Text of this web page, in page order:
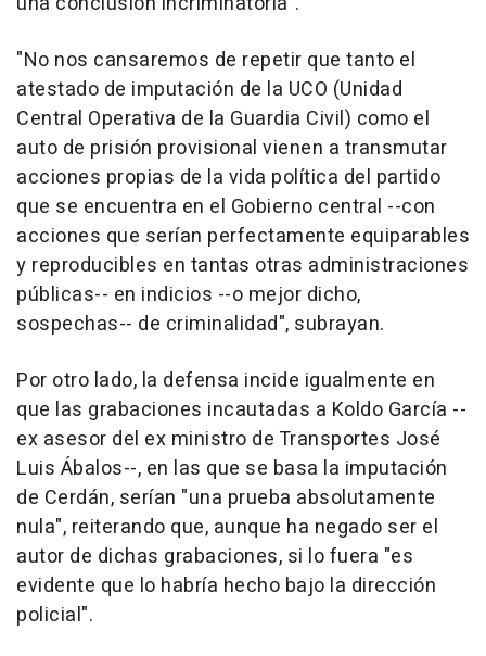
"No nos cansaremos de repetir que tanto el
atestado de imputación de la UCO (Unidad
Central Operativa de la Guardia Civil) como el
auto de prisión provisional vienen a transmutar
acciones propias de la vida política del partido
que se encuentra en el Gobierno central --con
acciones que serían perfectamente equiparables
y reproducibles en tantas otras administraciones
públicas-- en indicios --o mejor dicho,
sospechas-- de criminalidad", subrayan.
Por otro lado, la defensa incide igualmente en
que las grabaciones incautadas a Koldo García --
ex asesor del ex ministro de Transportes José
Luis Ábalos--, en las que se basa la imputación
de Cerdán, serían "una prueba absolutamente
nula", reiterando que, aunque ha negado ser el
autor de dichas grabaciones, si lo fuera "es
evidente que lo habría hecho bajo la dirección
policial".